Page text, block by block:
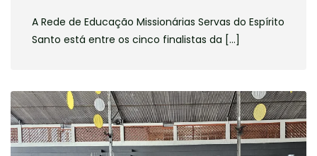
A Rede de Educação Missionárias Servas do Espírito
Santo está entre os cinco finalistas da […]